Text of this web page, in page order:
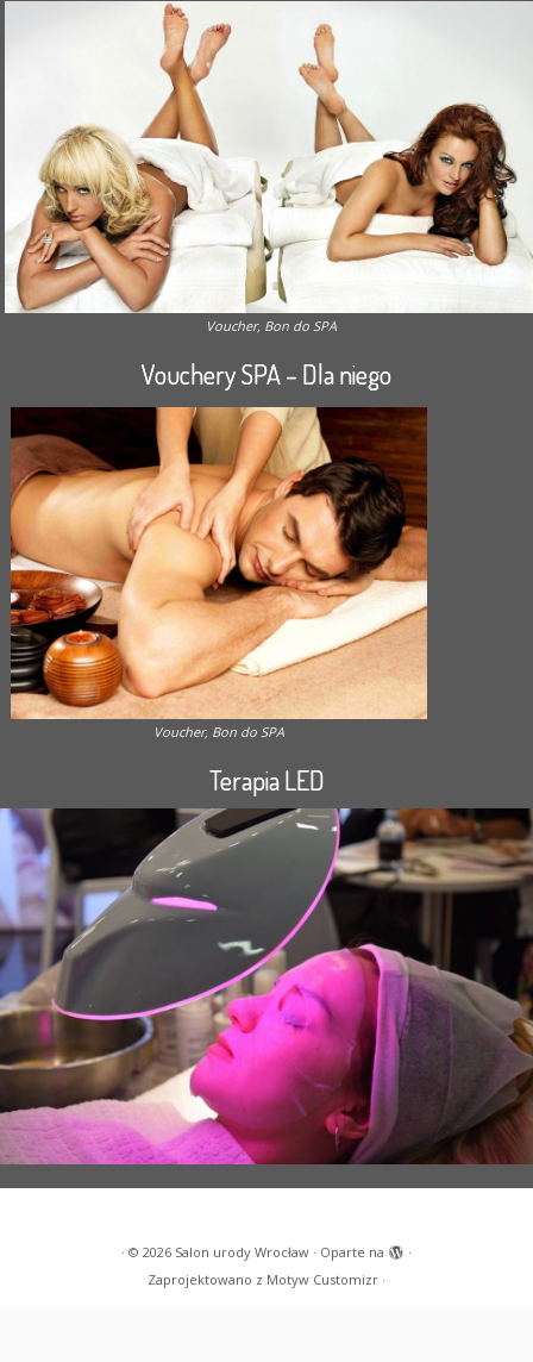
Voucher, Bon do SPA
Vouchery SPA – Dla niego
Voucher, Bon do SPA
Terapia LED
· © 2026 Salon urody Wrocław · Oparte na
·
Zaprojektowano z Motyw Customizr ·